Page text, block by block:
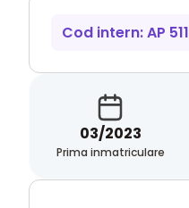
Cod intern: AP 511
03/2023
Prima inmatriculare